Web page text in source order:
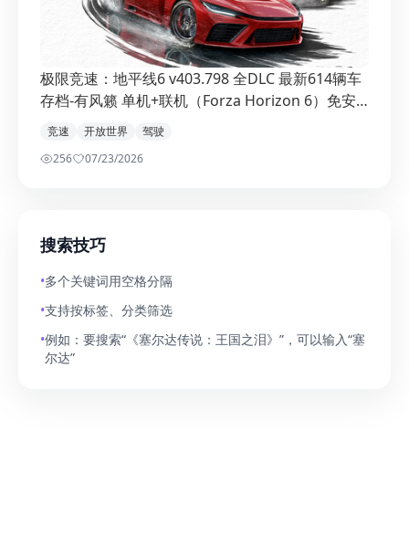
极限竞速：地平线6 v403.798 全DLC 最新614辆车
存档-有风籁 单机+联机（Forza Horizon 6）免安
装中文版
竞速 开放世界
驾驶
256
07/23/2026
搜索技巧
•多个关键词用空格分隔
•支持按标签、分类筛选
•例如：要搜索“《塞尔达传说：王国之泪》”，可以输入“塞
尔达”